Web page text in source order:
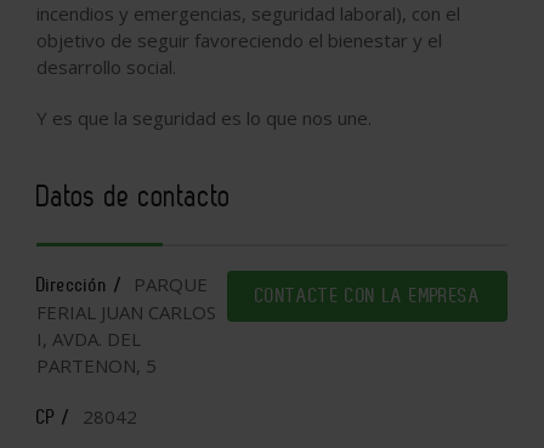
incendios y emergencias, seguridad laboral), con el
objetivo de seguir favoreciendo el bienestar y el
desarrollo social.
Y es que la seguridad es lo que nos une.
Datos de contacto
CONTACTE CON LA EMPRESA
Dirección /
PARQUE
FERIAL JUAN CARLOS
I, AVDA. DEL
PARTENON, 5
CP / 28042